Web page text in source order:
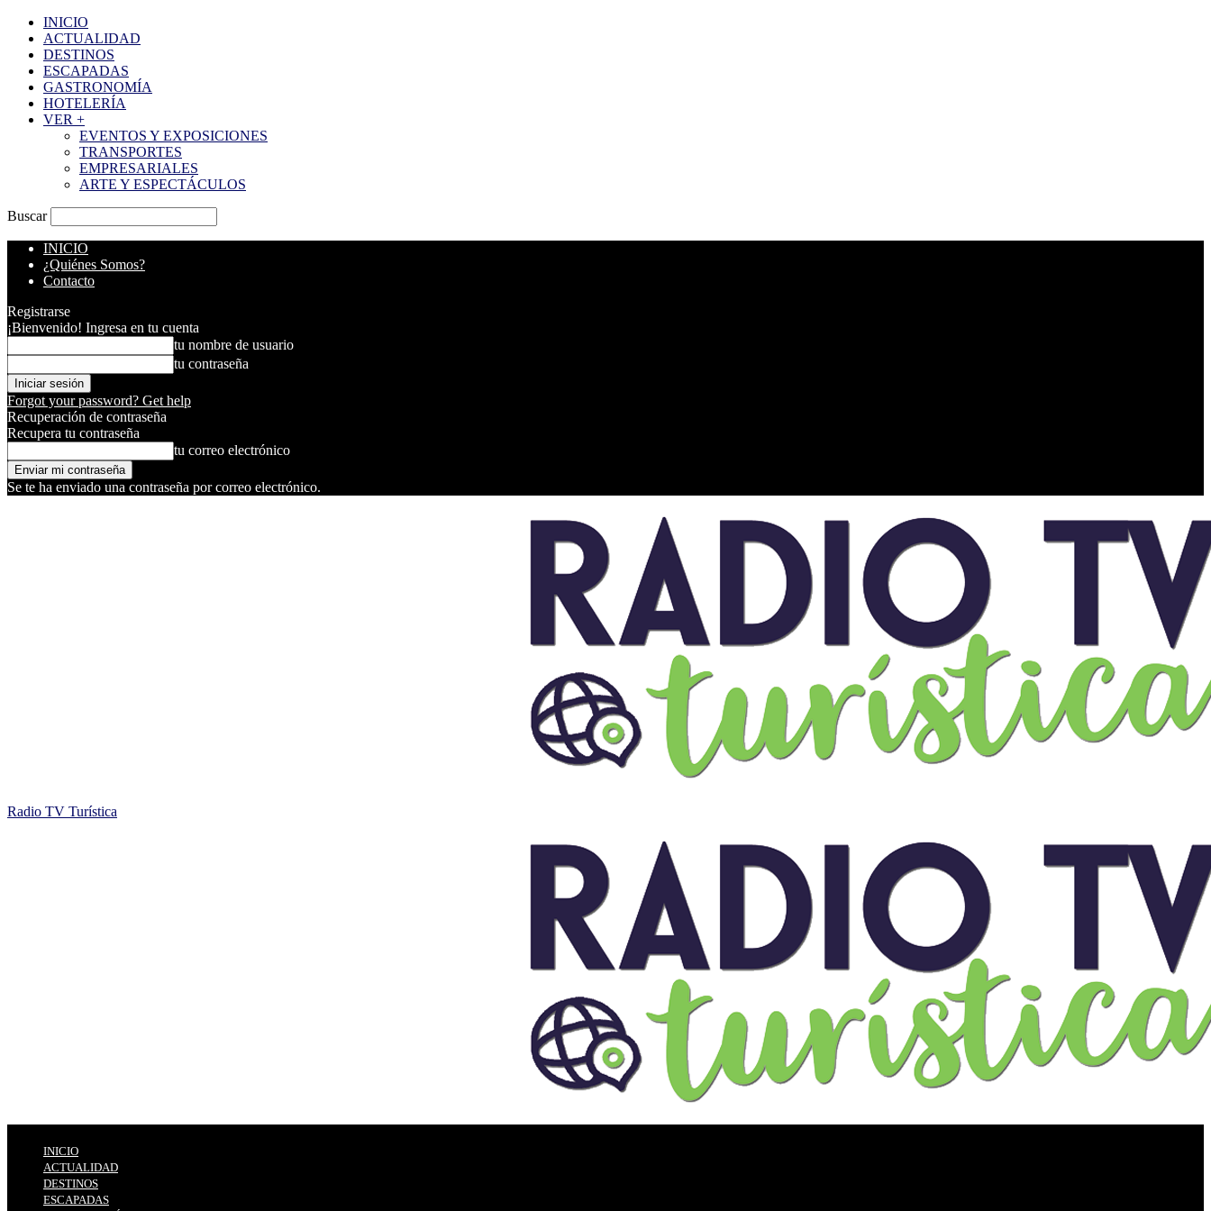
INICIO
ACTUALIDAD
DESTINOS
ESCAPADAS
GASTRONOMÍA
HOTELERÍA
VER +
EVENTOS Y EXPOSICIONES
TRANSPORTES
EMPRESARIALES
ARTE Y ESPECTÁCULOS
Buscar
INICIO
¿Quiénes Somos?
Contacto
Registrarse
¡Bienvenido! Ingresa en tu cuenta
tu nombre de usuario
tu contraseña
Forgot your password? Get help
Recuperación de contraseña
Recupera tu contraseña
tu correo electrónico
Se te ha enviado una contraseña por correo electrónico.
Radio TV Turística
INICIO
ACTUALIDAD
DESTINOS
ESCAPADAS